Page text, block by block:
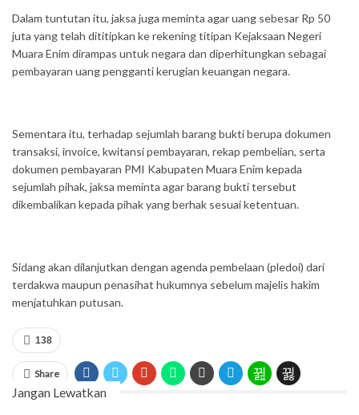
Dalam tuntutan itu, jaksa juga meminta agar uang sebesar Rp 50
juta yang telah dititipkan ke rekening titipan Kejaksaan Negeri
Muara Enim dirampas untuk negara dan diperhitungkan sebagai
pembayaran uang pengganti kerugian keuangan negara.
Sementara itu, terhadap sejumlah barang bukti berupa dokumen
transaksi, invoice, kwitansi pembayaran, rekap pembelian, serta
dokumen pembayaran PMI Kabupaten Muara Enim kepada
sejumlah pihak, jaksa meminta agar barang bukti tersebut
dikembalikan kepada pihak yang berhak sesuai ketentuan.
Sidang akan dilanjutkan dengan agenda pembelaan (pledoi) dari
terdakwa maupun penasihat hukumnya sebelum majelis hakim
menjatuhkan putusan.
138
Share
Jangan Lewatkan